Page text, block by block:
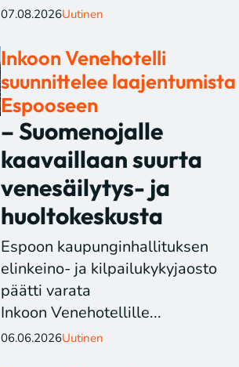
07.08.2026Uutinen
Inkoon Venehotelli
suunnittelee laajentumista
Espooseen
– Suomenojalle
kaavaillaan suurta
venesäilytys- ja
huoltokeskusta
Espoon kaupunginhallituksen
elinkeino- ja kilpailukykyjaosto
päätti varata
Inkoon Venehotellille...
06.06.2026Uutinen